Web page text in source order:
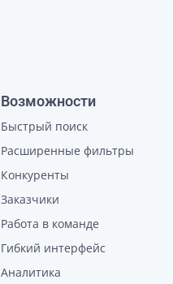
Возможности
Быстрый поиск
Расширенные фильтры
Конкуренты
Заказчики
Работа в команде
Гибкий интерфейс
Аналитика